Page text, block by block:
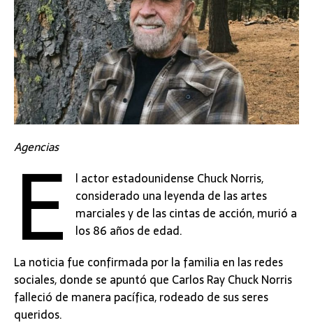
Agencias
E
l actor estadounidense Chuck Norris,
considerado una leyenda de las artes
marciales y de las cintas de acción, murió a
los 86 años de edad.
La noticia fue confirmada por la familia en las redes
sociales, donde se apuntó que Carlos Ray Chuck Norris
falleció de manera pacífica, rodeado de sus seres
queridos.